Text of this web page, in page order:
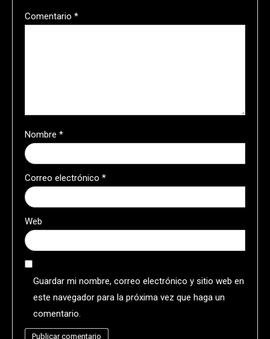
Comentario *
Nombre *
Correo electrónico *
Web
Guardar mi nombre, correo electrónico y sitio web en
este navegador para la próxima vez que haga un
comentario.